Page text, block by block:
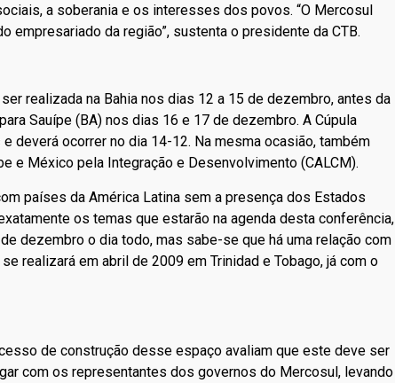
a soberania e os interesses dos povos. “O Mercosul
empresariado da região”, sustenta o presidente da CTB.
realizada na Bahia nos dias 12 a 15 de dezembro, antes da
Sauípe (BA) nos dias 16 e 17 de dezembro. A Cúpula
deverá ocorrer no dia 14-12. Na mesma ocasião, também
e México pela Integração e Desenvolvimento (CALCM).
países da América Latina sem a presença dos Estados
os temas que estarão na agenda desta conferência,
dezembro o dia todo, mas sabe-se que há uma relação com
realizará em abril de 2009 em Trinidad e Tobago, já com o
de construção desse espaço avaliam que este deve ser
com os representantes dos governos do Mercosul, levando